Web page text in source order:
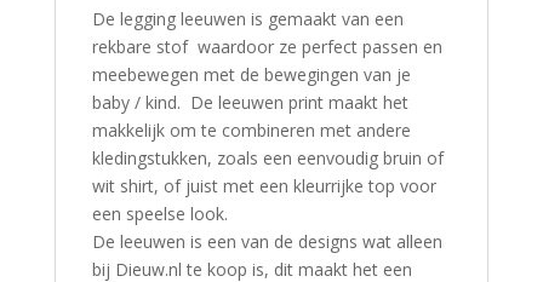
De legging leeuwen is gemaakt van een
rekbare stof waardoor ze perfect passen en
meebewegen met de bewegingen van je
baby / kind. De leeuwen print maakt het
makkelijk om te combineren met andere
kledingstukken, zoals een eenvoudig bruin of
wit shirt, of juist met een kleurrijke top voor
een speelse look.
De leeuwen is een van de designs wat alleen
bij Dieuw.nl te koop is, dit maakt het een